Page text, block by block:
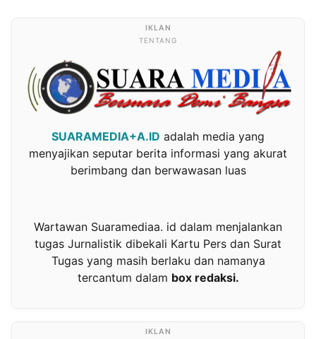
TENTANG
SUARAMEDIA+A.ID adalah media yang
menyajikan seputar berita informasi yang akurat
berimbang dan berwawasan luas
Wartawan Suaramediaa. id dalam menjalankan
tugas Jurnalistik dibekali Kartu Pers dan Surat
Tugas yang masih berlaku dan namanya
tercantum dalam box redaksi.